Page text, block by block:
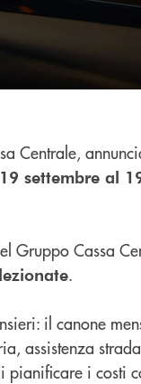
Centrale,
settembre al
Gruppo Cassa
.
il canone
assistenza
pianificare i costi